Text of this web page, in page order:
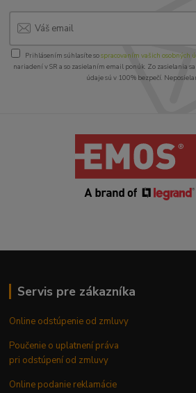
Prihlásením súhlasíte sospracovaním vašich osobných
nariadení v SR a so zasielaním email ponúk. Zo zasielania
údaje sú v 100% bezpečí.
Servis pre zákazníka
Online odstúpenie od zmluvy
Poučenie o uplatnení práva
pri odstúpení od zmluvy
Online podanie reklamácie